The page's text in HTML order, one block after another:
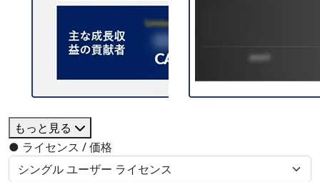
もっと見る
● ライセンス / 価格